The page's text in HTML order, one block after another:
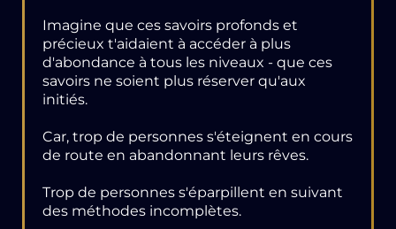
Imagine que ces savoirs profonds et
précieux t'aidaient à accéder à plus
d'abondance à tous les niveaux - que ces
savoirs ne soient plus réserver qu'aux
initiés.
Car, trop de personnes s'éteignent en cours
de route en abandonnant leurs rêves.
Trop de personnes s'éparpillent en suivant
des méthodes incomplètes.